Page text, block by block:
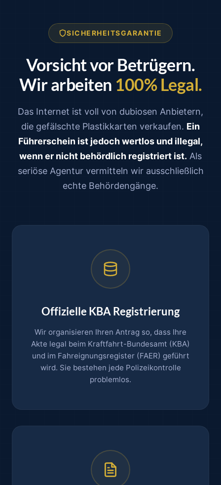
SICHERHEITSGARANTIE
Vorsicht vor Betrügern.
Wir arbeiten 100% Legal.
Das Internet ist voll von dubiosen Anbietern,
die gefälschte Plastikkarten verkaufen. Ein
Führerschein ist jedoch wertlos und illegal,
wenn er nicht behördlich registriert ist. Als
seriöse Agentur vermitteln wir ausschließlich
echte Behördengänge.
Offizielle KBA Registrierung
Wir organisieren Ihren Antrag so, dass Ihre
Akte legal beim Kraftfahrt-Bundesamt (KBA)
und im Fahreignungsregister (FAER) geführt
wird. Sie bestehen jede Polizeikontrolle
problemlos.